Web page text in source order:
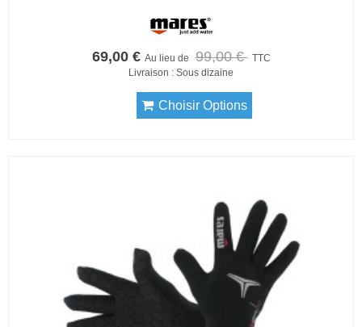
69,00 € Au lieu de 99,00 € TTC
Livraison : Sous dizaine
Choisir Options